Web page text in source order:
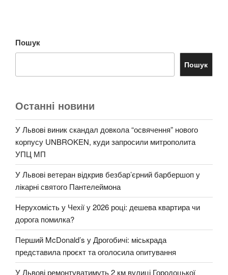
Пошук
Пошук
Останні новини
У Львові виник скандал довкола “освячення” нового
корпусу UNBROKEN, куди запросили митрополита
УПЦ МП
У Львові ветеран відкрив безбар’єрний барбершоп у
лікарні святого Пантелеймона
Нерухомість у Чехії у 2026 році: дешева квартира чи
дорога помилка?
Перший McDonald’s у Дрогобичі: міськрада
представила проєкт та оголосила опитування
У Львові ремонтуватимуть 2 км вулиці Городоцької